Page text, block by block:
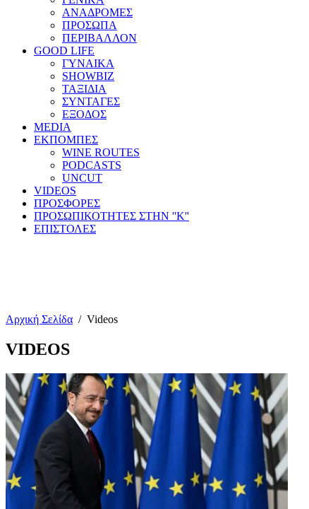
ΑΝΑΔΡΟΜΕΣ
ΠΡΟΣΩΠΑ
ΠΕΡΙΒΑΛΛΟΝ
GOOD LIFE
ΓΥΝΑΙΚΑ
SHOWBIZ
ΤΑΞΙΔΙΑ
ΣΥΝΤΑΓΕΣ
ΕΞΟΔΟΣ
MEDIA
ΕΚΠΟΜΠΕΣ
WINE ROUTES
PODCASTS
UNCUT
VIDEOS
ΠΡΟΣΦΟΡΕΣ
ΠΡΟΣΩΠΙΚΟΤΗΤΕΣ ΣΤΗΝ ''Κ''
ΕΠΙΣΤΟΛΕΣ
Αρχική Σελίδα / Videos
VIDEOS